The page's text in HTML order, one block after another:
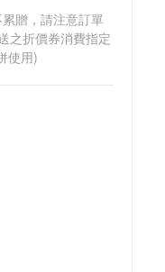
贈，請注意訂單
之折價券消費指定
使用)